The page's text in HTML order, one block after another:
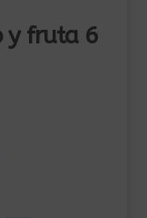
y fruta 6